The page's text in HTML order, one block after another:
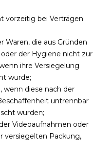
vorzeitig bei Verträgen
Waren, die aus Gründen
der Hygiene nicht zur
ihre Versiegelung
wurde;
wenn diese nach der
untrennbar
wurden;
Videoaufnahmen oder
versiegelten Packung,